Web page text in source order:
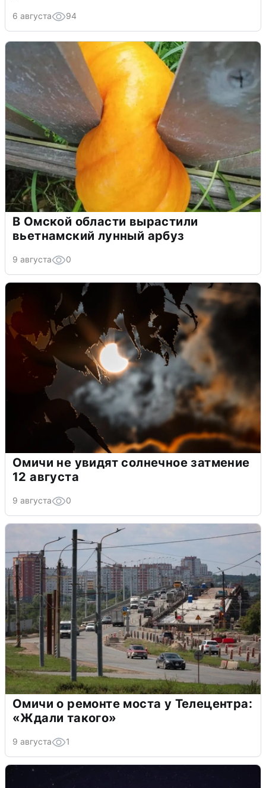
6 августа 94
В Омской области вырастили
вьетнамский лунный арбуз
9 августа 0
Омичи не увидят солнечное затмение
12 августа
9 августа 0
Омичи о ремонте моста у Телецентра:
«Ждали такого»
9 августа 1